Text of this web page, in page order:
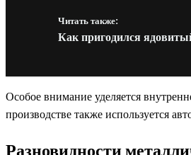
Читать также:
Как пригодился
Особое внимание уделяется
производстве также используется